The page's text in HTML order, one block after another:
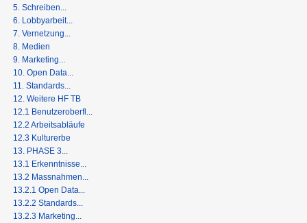
5. Schreiben...
6. Lobbyarbeit...
7. Vernetzung...
8. Medien
9. Marketing...
10. Open Data...
11. Standards...
12. Weitere HF TB
12.1 Benutzeroberfl...
12.2 Arbeitsabläufe
12.3 Kulturerbe
13. PHASE 3...
13.1 Erkenntnisse...
13.2 Massnahmen...
13.2.1 Open Data...
13.2.2 Standards...
13.2.3 Marketing...